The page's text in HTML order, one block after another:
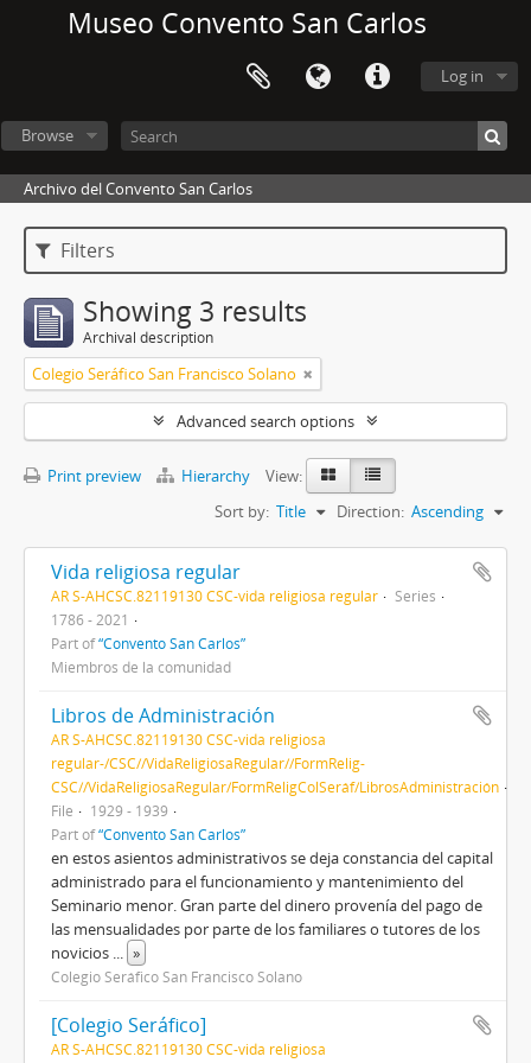
Museo Convento San Carlos
Log in
Browse
Archivo del Convento San Carlos
Filters
Showing 3 results
Archival description
Colegio Seráfico San Francisco Solano
Advanced search options
Print preview Hierarchy
View:
Sort by: Title Direction: Ascending
Vida religiosa regular
AR S-AHCSC.82119130 CSC-vida religiosa regular
Series
1786 - 2021
Part of“Convento San Carlos”
Miembros de la comunidad
Libros de Administración
AR S-AHCSC.82119130 CSC-vida religiosa
regular-/CSC//VidaReligiosaRegular//FormRelig-
CSC//VidaReligiosaRegular/FormReligColSeráf/LibrosAdministración
File
1929 - 1939
Part of“Convento San Carlos”
en estos asientos administrativos se deja constancia del capital
administrado para el funcionamiento y mantenimiento del
Seminario menor. Gran parte del dinero provenía del pago de
las mensualidades por parte de los familiares o tutores de los
novicios ... »
Colegio Seráfico San Francisco Solano
[Colegio Seráfico]
AR S-AHCSC.82119130 CSC-vida religiosa